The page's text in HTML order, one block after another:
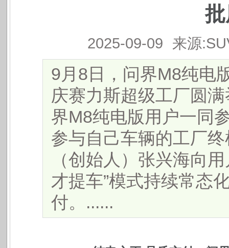
2025-09-09 来源
9月8日，问界M8纯电
庆赛力斯超级工厂圆
界M8纯电版用户一同
参与自己车辆的工厂
（创始人）张兴海向
才提车”模式持续常态
付。......